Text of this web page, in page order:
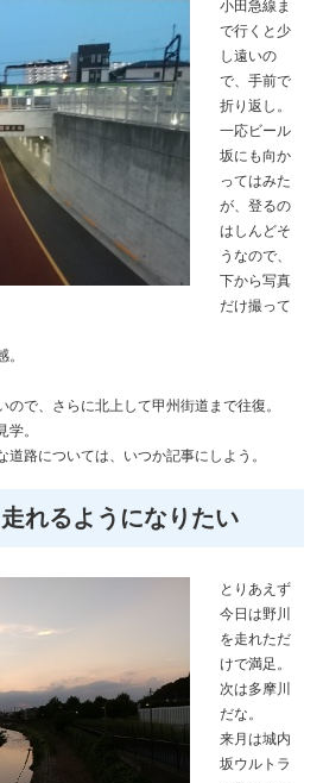
小田急線ま
で行くと少
し遠いの
で、手前で
折り返し。
一応ビール
坂にも向か
ってはみた
が、登るの
はしんどそ
うなので、
下から写真
だけ撮って
で、さらに北上して甲州街道まで往復。
。
路については、いつか記事にしよう。
れるようになりたい
とりあえず
今日は野川
を走れただ
けで満足。
次は多摩川
だな。
来月は城内
坂ウルトラ